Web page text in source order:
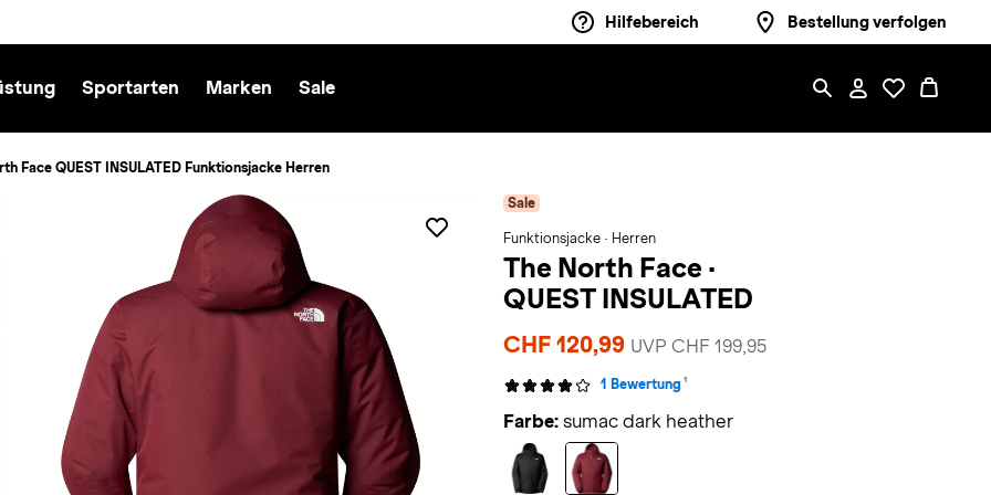
Hilfebereich Bestellung verfolgen
Sportarten Marken Sale
Face QUEST INSULATED Funktionsjacke Herren
Sale
Funktionsjacke · Herren
The North Face ·
QUEST INSULATED
CHF 120,99 UVP CHF 199,95
1 Bewertung 1
Farbe: sumac dark heather